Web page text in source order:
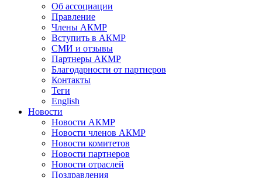
Об ассоциации
Правление
Члены АКМР
Вступить в АКМР
СМИ и отзывы
Партнеры АКМР
Благодарности от партнеров
Контакты
Теги
English
Новости
Новости АКМР
Новости членов АКМР
Новости комитетов
Новости партнеров
Новости отраслей
Поздравления